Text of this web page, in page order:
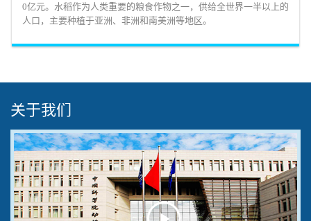
0亿元。水稻作为人类重要的粮食作物之一，供给全世界一半以上的
人口，主要种植于亚洲、非洲和南美洲等地区。
关于我们